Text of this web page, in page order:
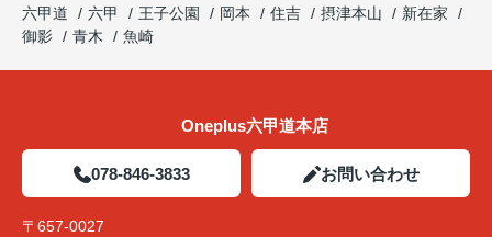
六甲道
六甲 王子公園 岡本 住吉 摂津本山
新在家
御影
青木 魚崎
Oneplus六甲道本店
078-846-3833 お問い合わせ
〒657-0027